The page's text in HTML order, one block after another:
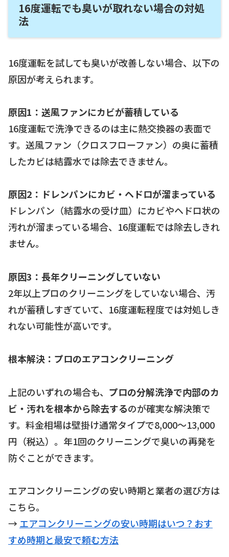
16度運転でも臭いが取れない場合の対処
法
16度運転を試しても臭いが改善しない場合、以下の
原因が考えられます。
原因1：送風ファンにカビが蓄積している
16度運転で洗浄できるのは主に熱交換器の表面で
す。送風ファン（クロスフローファン）の奥に蓄積
したカビは結露水では除去できません。
原因2：ドレンパンにカビ・ヘドロが溜まっている
ドレンパン（結露水の受け皿）にカビやヘドロ状の
汚れが溜まっている場合、16度運転では除去しきれ
ません。
原因3：長年クリーニングしていない
2年以上プロのクリーニングをしていない場合、汚
れが蓄積しすぎていて、16度運転程度では対処しき
れない可能性が高いです。
根本解決：プロのエアコンクリーニング
上記のいずれの場合も、 プロの分解洗浄で内部のカ
ビ・汚れを根本から除去するのが確実な解決策で
す。料金相場は壁掛け通常タイプで8,000〜13,000
円（税込）。年1回のクリーニングで臭いの再発を
防ぐことができます。
エアコンクリーニングの安い時期と業者の選び方は
こちら。
→ エアコンクリーニングの安い時期はいつ？おす
すめ時期と最安で頼む方法